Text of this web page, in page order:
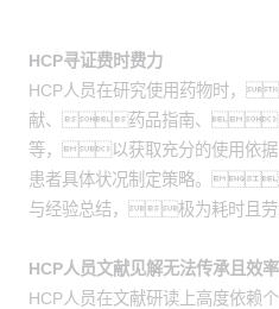
HCP寻证费时费力
HCP人员在研究使用药物时，
献、药品指南、
等，以获取充分的使用依
患者具体状况制定策略。
与经验总结，极为耗时且
HCP人员文献见解无法传承且效
HCP人员在文献研读上高度依